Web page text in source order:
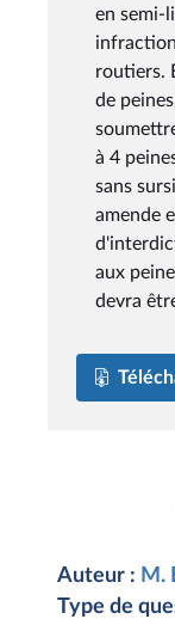
en semi-
routiers.
de
à 4
sans
amende
aux
devra
Auteur : M.
Type de